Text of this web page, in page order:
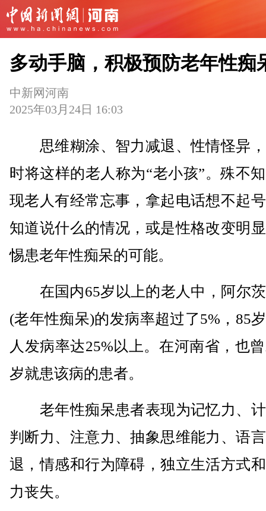
多动手脑，积极预防老年性痴
中新网河南
2025年03月24日 16:03
思维糊涂、智力减退、性情怪异
时将这样的老人称为“老小孩”。殊不
现老人有经常忘事，拿起电话想不起
知道说什么的情况，或是性格改变明
惕患老年性痴呆的可能。
在国内65岁以上的老人中，阿尔
(老年性痴呆)的发病率超过了5%，85
人发病率达25%以上。在河南省，也
岁就患该病的患者。
老年性痴呆患者表现为记忆力、
判断力、注意力、抽象思维能力、语
退，情感和行为障碍，独立生活方式
力丧失。